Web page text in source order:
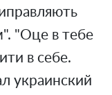
"Оце в тебе
в себе.
украинский